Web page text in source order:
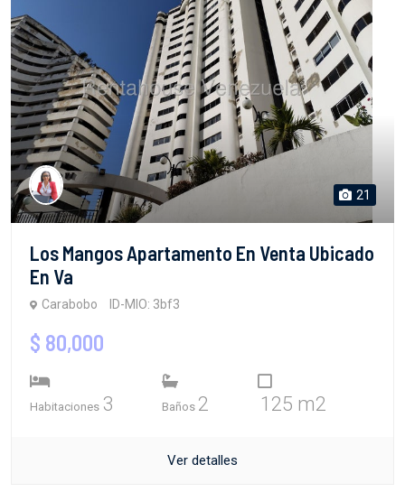
21
Los Mangos Apartamento En Venta Ubicado
En Va
Carabobo ID-MIO: 3bf3
$ 80,000
Habitaciones 3 Baños 2 125 m2
Ver detalles